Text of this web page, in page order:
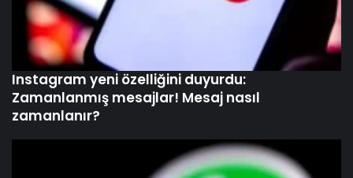
Instagram yeni özelliğini duyurdu:
Zamanlanmış mesajlar! Mesaj nasıl
zamanlanır?